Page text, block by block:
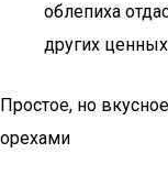
облепиха
других
Простое, но
орехами